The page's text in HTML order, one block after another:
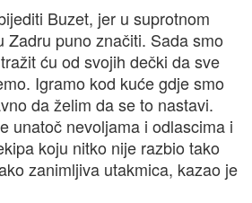
Buzet, jer u suprotnom
Zadru puno značiti. Sada smo
ću od svojih dečki da sve
Igramo kod kuće gdje smo
da želim da se to nastavi.
unatoč nevoljama i odlascima i
koju nitko nije razbio tako
zanimljiva utakmica, kazao je